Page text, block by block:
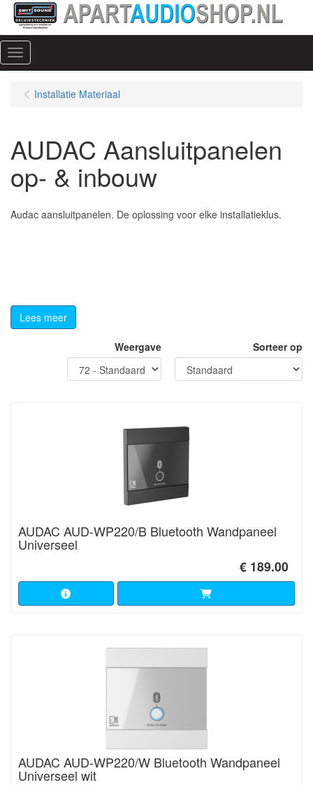
Menu
Installatie Materiaal
AUDAC Aansluitpanelen
op- & inbouw
Audac aansluitpanelen. De oplossing voor elke installatieklus.
Lees meer
Weergave Sorteer op
AUDAC AUD-WP220/B Bluetooth Wandpaneel
Universeel
€ 189.00
AUDAC AUD-WP220/W Bluetooth Wandpaneel
Universeel wit